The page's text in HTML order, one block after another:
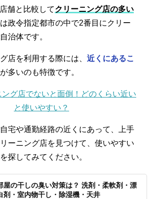
舗と比較してクリーニング店の多い
は政令指定都市の中で2番目にクリー
治体です。
店を利用する際には、 近くにあるこ
多いのも特徴です。
グ店でないと面倒！どのくらい近い
と使いやすい？
宅や通勤経路の近くにあって、上手
ーニング店を見つけて、使いやすい
探してみてください。
屋の干しの臭い対策は？ 洗剤・柔軟剤・漂
剤・室内物干し・除湿機・天井